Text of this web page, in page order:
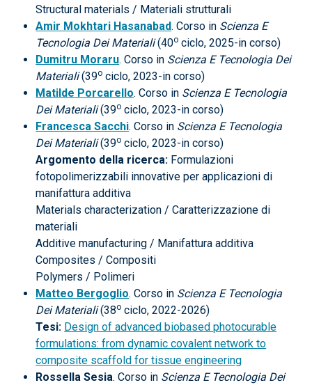
Structural materials / Materiali strutturali
Amir Mokhtari Hasanabad. Corso in Scienza E
Tecnologia Dei Materiali(40o ciclo, 2025-in corso)
Dumitru Moraru. Corso in Scienza E Tecnologia Dei
Materiali(39o ciclo, 2023-in corso)
Matilde Porcarello. Corso in Scienza E Tecnologia
Dei Materiali(39o ciclo, 2023-in corso)
Francesca Sacchi. Corso in Scienza E Tecnologia
Dei Materiali(39o ciclo, 2023-in corso)
Argomento della ricerca: Formulazioni
fotopolimerizzabili innovative per applicazioni di
manifattura additiva
Materials characterization / Caratterizzazione di
materiali
Additive manufacturing / Manifattura additiva
Composites / Compositi
Polymers / Polimeri
Matteo Bergoglio. Corso in Scienza E Tecnologia
Dei Materiali(38o ciclo, 2022-2026)
Tesi: Design of advanced biobased photocurable
formulations: from dynamic covalent network to
composite scaffold for tissue engineering
Rossella Sesia. Corso in Scienza E Tecnologia Dei